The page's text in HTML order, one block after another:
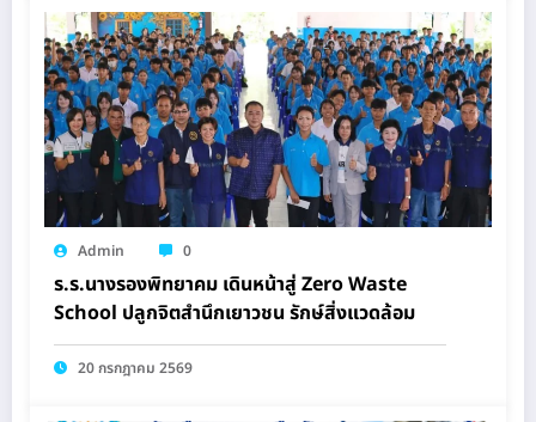
Admin 0
ร.ร.นางรองพิทยาคม เดินหน้าสู่ Zero Waste
School ปลูกจิตสำนึกเยาวชน รักษ์สิ่งแวดล้อม
20 กรกฎาคม 2569